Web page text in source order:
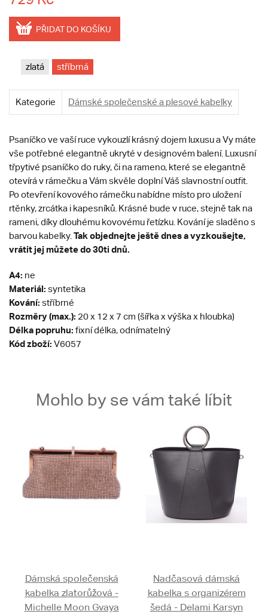
PŘIDAT DO KOŠÍKU
zlatá stříbrná
Kategorie Dámské společenské a plesové kabelky
Psaníčko ve vaší ruce vykouzlí krásný dojem luxusu a Vy máte
vše potřebné elegantně ukryté v designovém balení. Luxusní
třpytivé psaníčko do ruky, či na rameno, které se elegantně
otevírá v rámečku a Vám skvěle doplní Váš slavnostní outfit.
Po otevření kovového rámečku nabídne místo pro uložení
rtěnky, zrcátka i kapesníků. Krásné bude v ruce, stejně tak na
rameni, díky dlouhému kovovému řetízku. Kování je sladěno s
barvou kabelky. Tak objednejte ještě dnes a vyzkoušejte,
vrátit jej můžete do 30ti dnů.
A4: ne
Materiál: syntetika
Kování: stříbrné
Rozměry (max.): 20 x 12 x 7 cm (šířka x výška x hloubka)
Délka popruhu: fixní délka, odnímatelný
Kód zboží: V6057
Mohlo by se vám také líbit
Dámská společenská
kabelka zlatorůžová -
Michelle Moon Gvaya
Nadčasová dámská
kabelka s organizérem
šedá - Delami Karsyn